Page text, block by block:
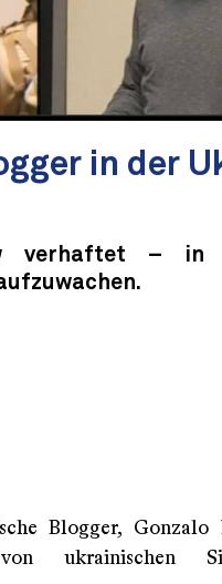
in der
verhaftet – in
Blogger,
ukrainischen